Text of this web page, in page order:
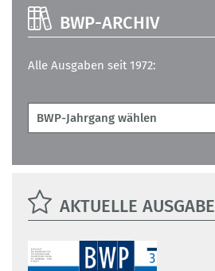
BWP-ARCHIV
Alle Ausgaben seit 1972:
AKTUELLE AUSGABE